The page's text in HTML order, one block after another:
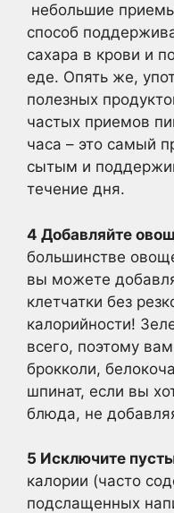
небольшие
способ
сахара в крови и
еде. Опять же,
полезных
частых приемов
часа – это самый
сытым и
течение дня.
4 Добавляйте
большинстве
вы можете
клетчатки без
калорийности!
всего, поэтому
брокколи,
шпинат, если вы
блюда, не
5 Исключите
калории (часто
подслащенных